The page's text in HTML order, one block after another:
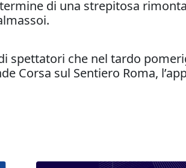
di una strepitosa
spettatori che nel tardo
Corsa sul Sentiero Roma,